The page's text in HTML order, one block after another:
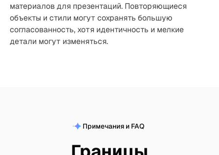
материалов для презентаций. Повторяющиеся
объекты и стили могут сохранять большую
согласованность, хотя идентичность и мелкие
детали могут изменяться.
Примечания и FAQ